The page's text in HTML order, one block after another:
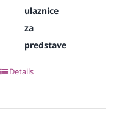
ulaznice
za
predstave
Details